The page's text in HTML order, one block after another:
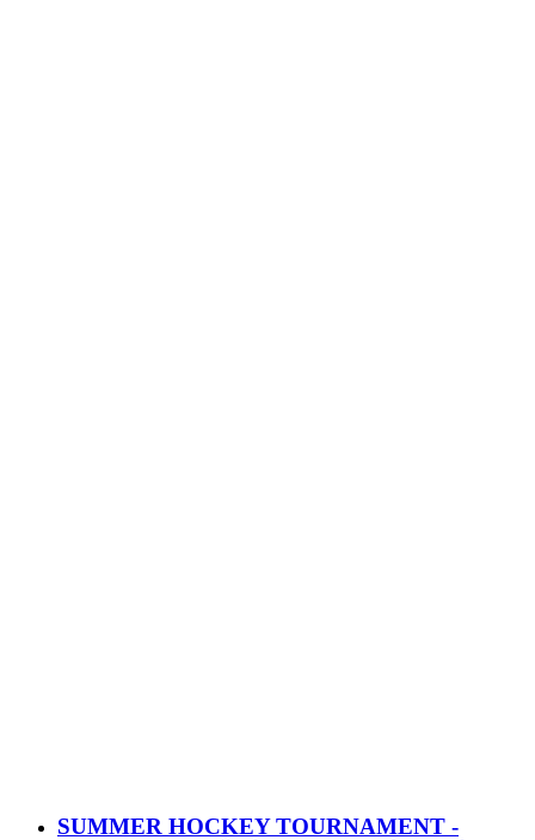
SUMMER HOCKEY TOURNAMENT -